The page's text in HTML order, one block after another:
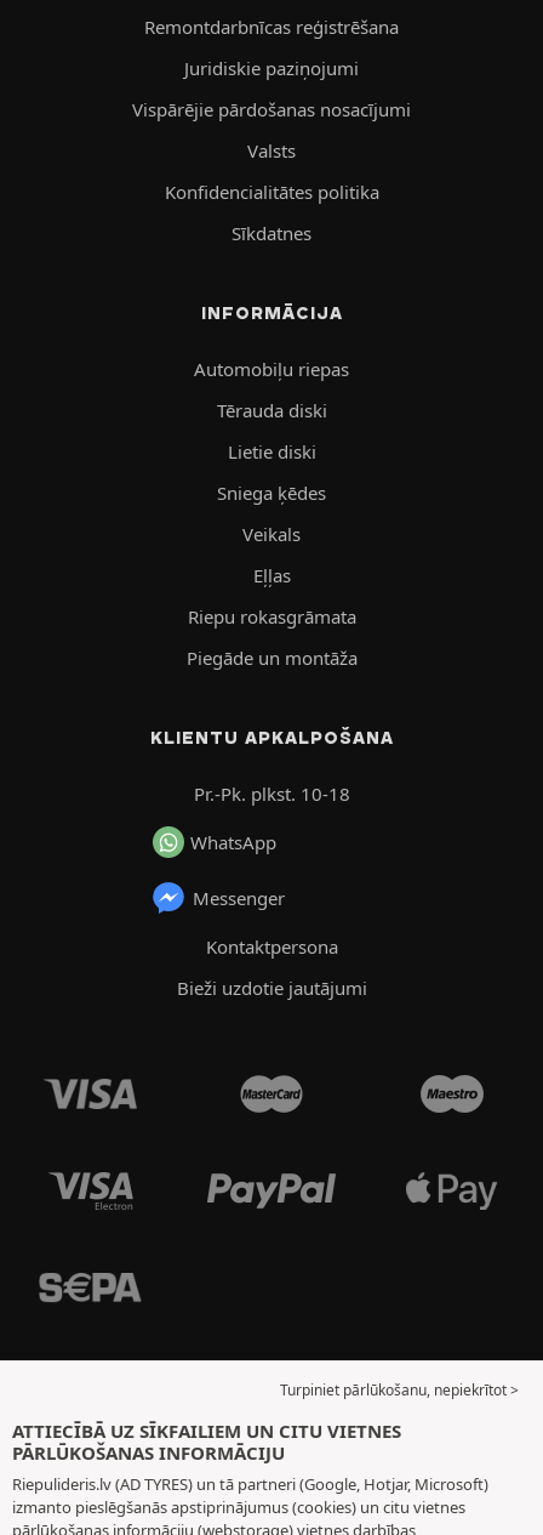
Remontdarbnīcas reģistrēšana
Juridiskie paziņojumi
Vispārējie pārdošanas nosacījumi
Valsts
Konfidencialitātes politika
Sīkdatnes
INFORMĀCIJA
Automobiļu riepas
Tērauda diski
Lietie diski
Sniega ķēdes
Veikals
Eļļas
Riepu rokasgrāmata
Piegāde un montāža
KLIENTU APKALPOŠANA
Pr.-Pk. plkst. 10-18
WhatsApp
Messenger
Kontaktpersona
Bieži uzdotie jautājumi
Turpiniet pārlūkošanu, nepiekrītot >
ATTIECĪBĀ UZ SĪKFAILIEM UN CITU VIETNES
PĀRLŪKOŠANAS INFORMĀCIJU
Riepulideris.lv (AD TYRES) un tā partneri (Google, Hotjar, Microsoft)
izmanto pieslēgšanās apstiprinājumus (cookies) un citu vietnes
pārlūkošanas informāciju (webstorage) vietnes darbības